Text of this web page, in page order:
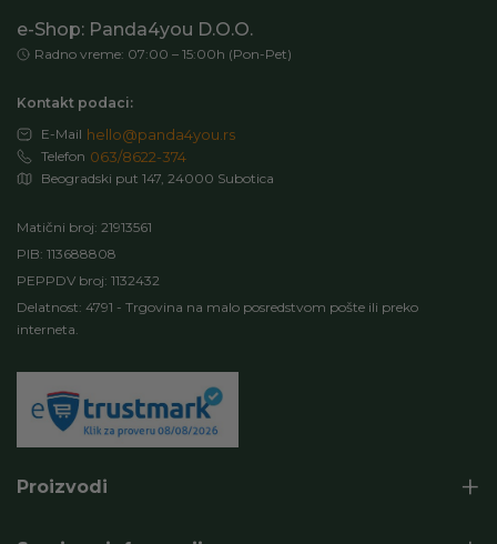
e-Shop: Panda4you D.O.O.
Radno vreme: 07:00 – 15:00h (Pon-Pet)
Kontakt podaci:
E-Mail hello@panda4you.rs
Telefon 063/8622-374
Beogradski put 147, 24000 Subotica
Matični broj: 21913561
PIB: 113688808
PEPPDV broj: 1132432
Delatnost: 4791 - Trgovina na malo posredstvom pošte ili preko
interneta.
Proizvodi